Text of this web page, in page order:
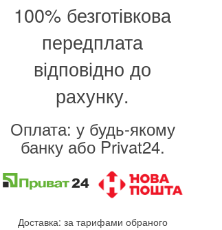
100% безготівкова
передплата
відповідно до
рахунку.
Оплата: у будь-якому
банку або Privat24.
Доставка: за тарифами обраного